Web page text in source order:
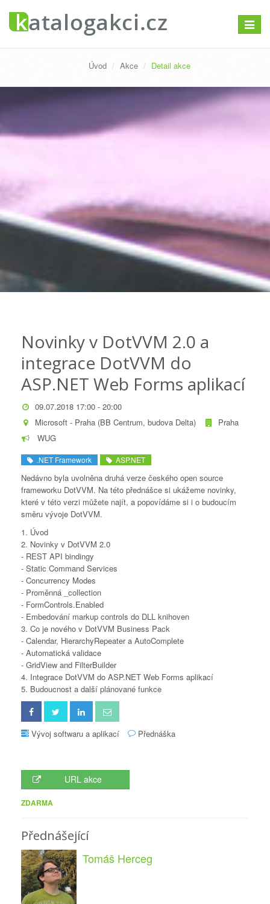
Úvod Akce Detail akce
Novinky v DotVVM 2.0 a
integrace DotVVM do
ASP.NET Web Forms aplikací
09.07.2018 17:00 - 20:00
Microsoft - Praha (BB Centrum, budova Delta)
Praha
WUG
.NET Framework ASP.NET
Nedávno byla uvolněna druhá verze českého open source
frameworku DotVVM. Na této přednášce si ukážeme novinky,
které v této verzi můžete najít, a popovídáme si i o budoucím
směru vývoje DotVVM.
1. Úvod
2. Novinky v DotVVM 2.0
- REST API bindingy
- Static Command Services
- Concurrency Modes
- Proměnná _collection
- FormControls.Enabled
- Embedování markup controls do DLL knihoven
3. Co je nového v DotVVM Business Pack
- Calendar, HierarchyRepeater a AutoComplete
- Automatická validace
- GridView and FilterBuilder
4. Integrace DotVVM do ASP.NET Web Forms aplikací
5. Budoucnost a další plánované funkce
Vývoj softwaru a aplikací Přednáška
URL akce
ZDARMA
Přednášející
Tomáš Herceg